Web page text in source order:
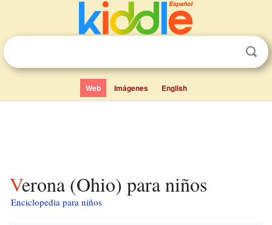
Web Imágenes English
Verona (Ohio) para niños
Enciclopedia para niños